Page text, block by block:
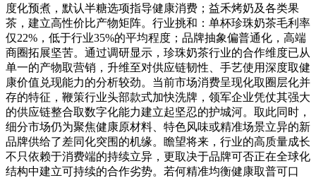
度化预煮，默认半糖选项指导健康消费；益禾烤奶及各类果
茶，建立高性价比产物矩阵。行业挑和：单杯珍珠奶茶毛利率
仅22%，低于行业35%的平均程度；品牌抽象偏普通化，高端
商圈拓展坚苦。通过调研显示，珍珠奶茶行业的合作维度已从
单一的产物取营销，升维至对供应链韧性、手艺使用深度取健
康价值兑现能力的分析较劲。当前市场消费呈现化取圈层化并
存的特征，鞭策行业头部款式加快洗牌，领军企业凭仗其强大
的供应链整合取数字化能力建立起坚忍的护城河。取此同时，
细分市场仍为聚焦健康原材料、特色风味或精准场景立异的新
品牌供给了差同化突围的机缘。瞻望将来，行业的高质量成长
不只依赖于消费端的持续立异，更取决于品牌可否正在全球化
结构中建立可持续的合作劣势。若何精准均衡健康取普可口